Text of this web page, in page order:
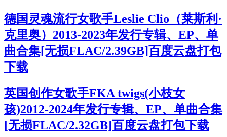
德国灵魂流行女歌手Leslie Clio（莱斯利·
克里奥）2013-2023年发行专辑、EP、单
曲合集[无损FLAC/2.39GB]百度云盘打包
下载
英国创作女歌手FKA twigs(小枝女
孩)2012-2024年发行专辑、EP、单曲合集
[无损FLAC/2.32GB]百度云盘打包下载